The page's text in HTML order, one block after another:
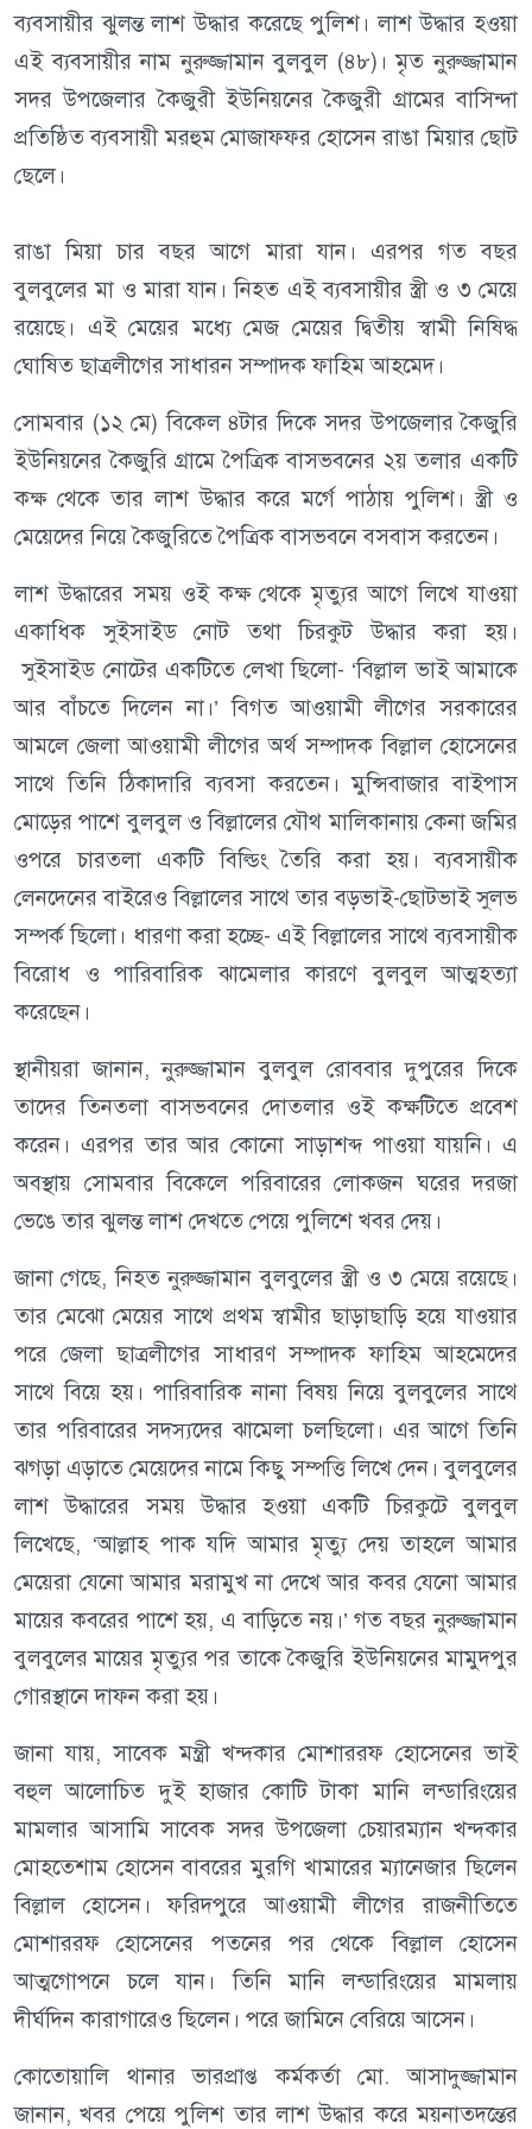
ব্যবসায়ীর ঝুলন্ত লাশ উদ্ধার করেছে পুলিশ। লাশ উদ্ধার হওয়া
এই ব্যবসায়ীর নাম নুরুজ্জামান বুলবুল (৪৮)। মৃত নুরুজ্জামান
সদর উপজেলার কৈজুরী ইউনিয়নের কৈজুরী গ্রামের বাসিন্দা
প্রতিষ্ঠিত ব্যবসায়ী মরহুম মোজাফফর হোসেন রাঙা মিয়ার ছোট
ছেলে।
রাঙা মিয়া চার বছর আগে মারা যান। এরপর গত বছর
বুলবুলের মা ও মারা যান। নিহত এই ব্যবসায়ীর স্ত্রী ও ৩ মেয়ে
রয়েছে। এই মেয়ের মধ্যে মেজ মেয়ের দ্বিতীয় স্বামী নিষিদ্ধ
ঘোষিত ছাত্রলীগের সাধারন সম্পাদক ফাহিম আহমেদ।
সোমবার (১২ মে) বিকেল ৪টার দিকে সদর উপজেলার কৈজুরি
ইউনিয়নের কৈজুরি গ্রামে পৈত্রিক বাসভবনের ২য় তলার একটি
কক্ষ থেকে তার লাশ উদ্ধার করে মর্গে পাঠায় পুলিশ। স্ত্রী ও
মেয়েদের নিয়ে কৈজুরিতে পৈত্রিক বাসভবনে বসবাস করতেন।
লাশ উদ্ধারের সময় ওই কক্ষ থেকে মৃত্যুর আগে লিখে যাওয়া
একাধিক সুইসাইড নোট তথা চিরকুট উদ্ধার করা হয়।
সুইসাইড নোটের একটিতে লেখা ছিলো- ‘বিল্লাল ভাই আমাকে
আর বাঁচতে দিলেন না।’ বিগত আওয়ামী লীগের সরকারের
আমলে জেলা আওয়ামী লীগের অর্থ সম্পাদক বিল্লাল হোসেনের
সাথে তিনি ঠিকাদারি ব্যবসা করতেন। মুন্সিবাজার বাইপাস
মোড়ের পাশে বুলবুল ও বিল্লালের যৌথ মালিকানায় কেনা জমির
ওপরে চারতলা একটি বিল্ডিং তৈরি করা হয়। ব্যবসায়ীক
লেনদেনের বাইরেও বিল্লালের সাথে তার বড়ভাই-ছোটভাই সুলভ
সম্পর্ক ছিলো। ধারণা করা হচ্ছে- এই বিল্লালের সাথে ব্যবসায়ীক
বিরোধ ও পারিবারিক ঝামেলার কারণে বুলবুল আত্মহত্যা
করেছেন।
স্থানীয়রা জানান, নুরুজ্জামান বুলবুল রোববার দুপুরের দিকে
তাদের তিনতলা বাসভবনের দোতলার ওই কক্ষটিতে প্রবেশ
করেন। এরপর তার আর কোনো সাড়াশব্দ পাওয়া যায়নি। এ
অবস্থায় সোমবার বিকেলে পরিবারের লোকজন ঘরের দরজা
ভেঙে তার ঝুলন্ত লাশ দেখতে পেয়ে পুলিশে খবর দেয়।
জানা গেছে, নিহত নুরুজ্জামান বুলবুলের স্ত্রী ও ৩ মেয়ে রয়েছে।
তার মেঝো মেয়ের সাথে প্রথম স্বামীর ছাড়াছাড়ি হয়ে যাওয়ার
পরে জেলা ছাত্রলীগের সাধারণ সম্পাদক ফাহিম আহমেদের
সাথে বিয়ে হয়। পারিবারিক নানা বিষয় নিয়ে বুলবুলের সাথে
তার পরিবারের সদস্যদের ঝামেলা চলছিলো। এর আগে তিনি
ঝগড়া এড়াতে মেয়েদের নামে কিছু সম্পত্তি লিখে দেন। বুলবুলের
লাশ উদ্ধারের সময় উদ্ধার হওয়া একটি চিরকুটে বুলবুল
লিখেছে, ‘আল্লাহ পাক যদি আমার মৃত্যু দেয় তাহলে আমার
মেয়েরা যেনো আমার মরামুখ না দেখে আর কবর যেনো আমার
মায়ের কবরের পাশে হয়, এ বাড়িতে নয়।’ গত বছর নুরুজ্জামান
বুলবুলের মায়ের মৃত্যুর পর তাকে কৈজুরি ইউনিয়নের মামুদপুর
গোরস্থানে দাফন করা হয়।
জানা যায়, সাবেক মন্ত্রী খন্দকার মোশাররফ হোসেনের ভাই
বহুল আলোচিত দুই হাজার কোটি টাকা মানি লন্ডারিংয়ের
মামলার আসামি সাবেক সদর উপজেলা চেয়ারম্যান খন্দকার
মোহতেশাম হোসেন বাবরের মুরগি খামারের ম্যানেজার ছিলেন
বিল্লাল হোসেন। ফরিদপুরে আওয়ামী লীগের রাজনীতিতে
মোশাররফ হোসেনের পতনের পর থেকে বিল্লাল হোসেন
আত্মগোপনে চলে যান। তিনি মানি লন্ডারিংয়ের মামলায়
দীর্ঘদিন কারাগারেও ছিলেন। পরে জামিনে বেরিয়ে আসেন।
কোতোয়ালি থানার ভারপ্রাপ্ত কর্মকর্তা মো. আসাদুজ্জামান
জানান, খবর পেয়ে পুলিশ তার লাশ উদ্ধার করে ময়নাতদন্তের